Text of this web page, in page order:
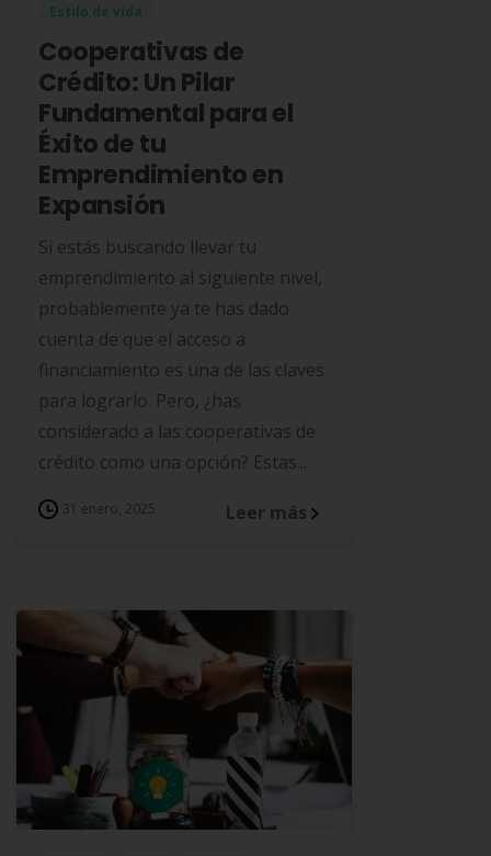
Estilo de vida
Cooperativas de
Crédito: Un Pilar
Fundamental para el
Éxito de tu
Emprendimiento en
Expansión
Si estás buscando llevar tu
emprendimiento al siguiente nivel,
probablemente ya te has dado
cuenta de que el acceso a
financiamiento es una de las claves
para lograrlo. Pero, ¿has
considerado a las cooperativas de
crédito como una opción? Estas...
31 enero, 2025 Leer más